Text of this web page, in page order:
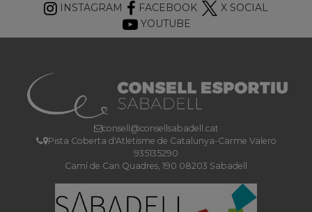
INSTAGRAM FACEBOOK
X SOCIAL
YOUTUBE
consell@consellsabadell.cat
Pista Coberta d'Atletisme de Catalunya-Carme Valero
935135290
Camí de Can Quadres, 190 08203 Sabadell